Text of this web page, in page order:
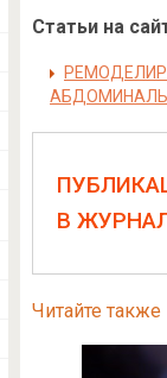
Статьи на
В
Читайте также